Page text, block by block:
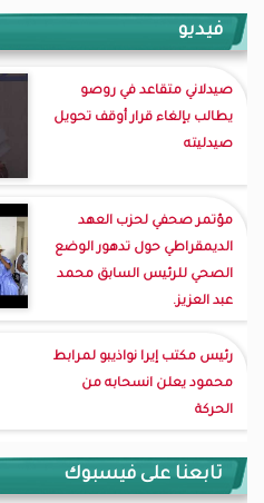
فيديو
صيدلاني متقاعد في روصو
يطالب بإلغاء قرار أوقف تحويل
صيدليته
مؤتمر صحفي لحزب العهد
الديمقراطي حول تدهور الوضع
الصحي للرئيس السابق محمد
عبد العزيز.
رئيس مكتب إيرا نواذيبو لمرابط
محمود يعلن انسحابه من
الحركة
تابعنا على فيسبوك